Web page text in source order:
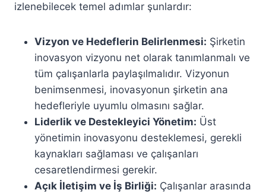
izlenebilecek temel adımlar şunlardır:
Vizyon ve Hedeflerin Belirlenmesi: Şirketin
inovasyon vizyonu net olarak tanımlanmalı ve
tüm çalışanlarla paylaşılmalıdır. Vizyonun
benimsenmesi, inovasyonun şirketin ana
hedefleriyle uyumlu olmasını sağlar.
Liderlik ve Destekleyici Yönetim: Üst
yönetimin inovasyonu desteklemesi, gerekli
kaynakları sağlaması ve çalışanları
cesaretlendirmesi gerekir.
Açık İletişim ve İş Birliği: Çalışanlar arasında